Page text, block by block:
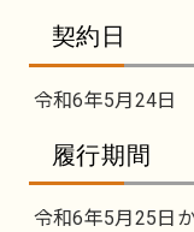
契約日
令和6年5月24日
履行期間
令和6年5月25日